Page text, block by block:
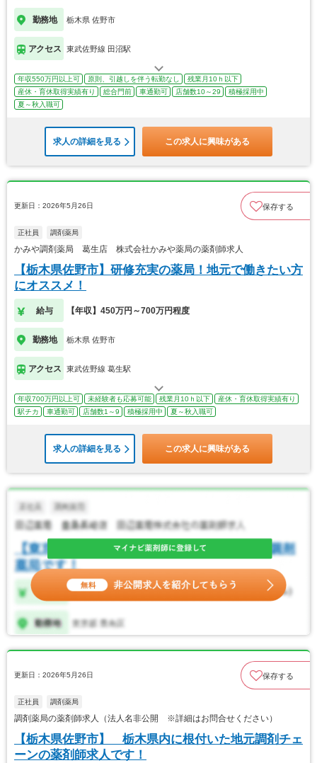
勤務地 栃木県 佐野市
アクセス 東武佐野線 田沼駅
年収550万円以上可 原則、引越しを伴う転勤なし
残業月10ｈ以下
産休・育休取得実績有り
総合門前 車通勤可 店舗数10～29
積極採用中
夏～秋入職可
求人の詳細を見る この求人に興味がある
更新日：2026年5月26日 保存する
正社員 調剤薬局
かみや調剤薬局 葛生店 株式会社かみや薬局の薬剤師求人
【栃木県佐野市】研修充実の薬局！地元で働きたい方
にオススメ！
給与 【年収】450万円～700万円程度
勤務地 栃木県 佐野市
アクセス 東武佐野線 葛生駅
年収700万円以上可 未経験者も応募可能 残業月10ｈ以下
産休・育休取得実績有り
駅チカ
車通勤可 店舗数1～9 積極採用中 夏～秋入職可
求人の詳細を見る この求人に興味がある
更新日：2026年5月26日 保存する
正社員 調剤薬局
調剤薬局の薬剤師求人（法人名非公開 ※詳細はお問合せください）
【栃木県佐野市】 栃木県内に根付いた地元調剤チェ
ーンの薬剤師求人です！